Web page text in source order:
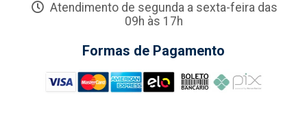
Atendimento de segunda a sexta-feira das
09h às 17h
Formas de Pagamento